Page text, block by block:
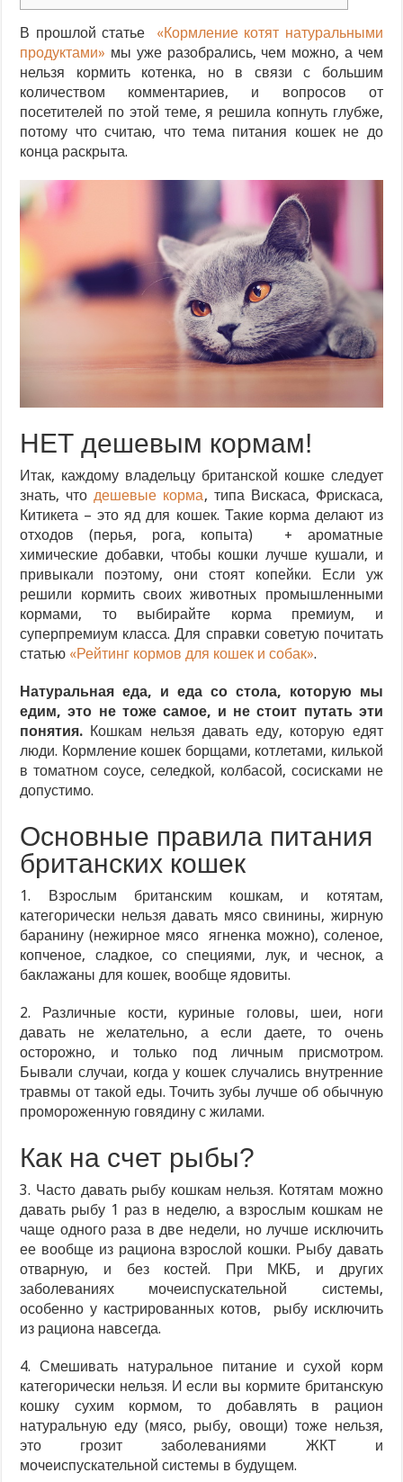
В прошлой статье «Кормление котят натуральными
продуктами» мы уже разобрались, чем можно, а чем
нельзя кормить котенка, но в связи с большим
количеством комментариев, и вопросов от
посетителей по этой теме, я решила копнуть глубже,
потому что считаю, что тема питания кошек не до
конца раскрыта.
НЕТ дешевым кормам!
Итак, каждому владельцу британской кошке следует
знать, что дешевые корма, типа Вискаса, Фрискаса,
Китикета – это яд для кошек. Такие корма делают из
отходов (перья, рога, копыта) + ароматные
химические добавки, чтобы кошки лучше кушали, и
привыкали поэтому, они стоят копейки. Если уж
решили кормить своих животных промышленными
кормами, то выбирайте корма премиум, и
суперпремиум класса. Для справки советую почитать
статью «Рейтинг кормов для кошек и собак».
Натуральная еда, и еда со стола, которую мы
едим, это не тоже самое, и не стоит путать эти
понятия. Кошкам нельзя давать еду, которую едят
люди. Кормление кошек борщами, котлетами, килькой
в томатном соусе, селедкой, колбасой, сосисками не
допустимо.
Основные правила питания
британских кошек
1. Взрослым британским кошкам, и котятам,
категорически нельзя давать мясо свинины, жирную
баранину (нежирное мясо ягненка можно), соленое,
копченое, сладкое, со специями, лук, и чеснок, а
баклажаны для кошек, вообще ядовиты.
2. Различные кости, куриные головы, шеи, ноги
давать не желательно, а если даете, то очень
осторожно, и только под личным присмотром.
Бывали случаи, когда у кошек случались внутренние
травмы от такой еды. Точить зубы лучше об обычную
промороженную говядину с жилами.
Как на счет рыбы?
3. Часто давать рыбу кошкам нельзя. Котятам можно
давать рыбу 1 раз в неделю, а взрослым кошкам не
чаще одного раза в две недели, но лучше исключить
ее вообще из рациона взрослой кошки. Рыбу давать
отварную, и без костей. При МКБ, и других
заболеваниях мочеиспускательной системы,
особенно у кастрированных котов, рыбу исключить
из рациона навсегда.
4. Смешивать натуральное питание и сухой корм
категорически нельзя. И если вы кормите британскую
кошку сухим кормом, то добавлять в рацион
натуральную еду (мясо, рыбу, овощи) тоже нельзя,
это грозит заболеваниями ЖКТ и
мочеиспускательной системы в будущем.